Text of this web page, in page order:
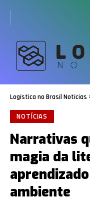
Logística no Brasil Notícias
NOTÍCIAS
Narrativas
magia da
ambiente